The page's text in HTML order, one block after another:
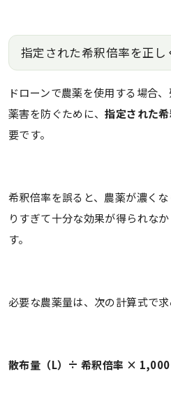
指定された希釈倍率を正し
ドローンで農薬を使用する場合
薬害を防ぐために、指定された
要です。
希釈倍率を誤ると、農薬が濃く
りすぎて十分な効果が得られな
す。
必要な農薬量は、次の計算式で求
散布量（L）÷ 希釈倍率 × 1,000